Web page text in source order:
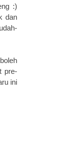
:)
dan
pre-
ini